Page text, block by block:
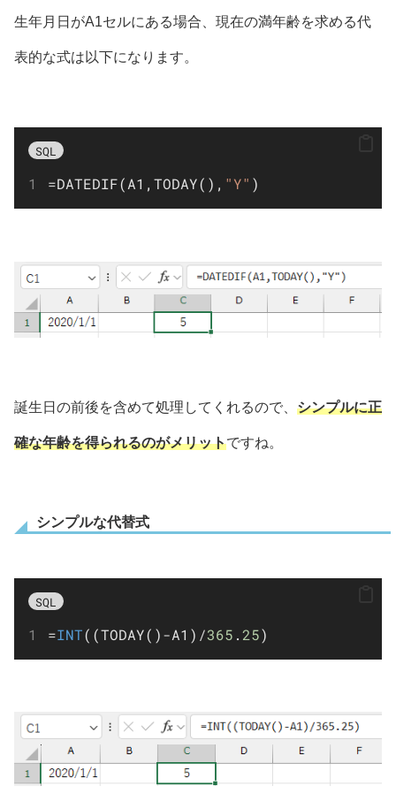
生年月日がA1セルにある場合、現在の満年齢を求める代
表的な式は以下になります。
SQL
=DATEDIF(A1,TODAY(), "Y" )
誕生日の前後を含めて処理してくれるので、 シンプルに正
確な年齢を得られるのがメリットですね。
シンプルな代替式
SQL
=INT((TODAY()-A1) /365 .25)